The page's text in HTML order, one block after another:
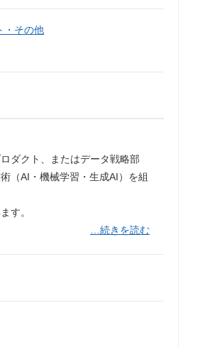
・その他
ダクト、またはデータ戦略部
（AI・機械学習・生成AI）を組
す。
…続きを読む